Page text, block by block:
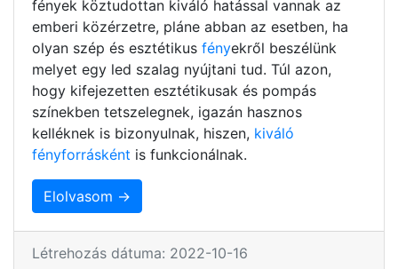
fények köztudottan kiváló hatással vannak az
emberi közérzetre, pláne abban az esetben, ha
olyan szép és esztétikus fényekről beszélünk
melyet egy led szalag nyújtani tud. Túl azon,
hogy kifejezetten esztétikusak és pompás
színekben tetszelegnek, igazán hasznos
kelléknek is bizonyulnak, hiszen, kiváló
fényforrásként is funkcionálnak.
Elolvasom →
Létrehozás dátuma: 2022-10-16